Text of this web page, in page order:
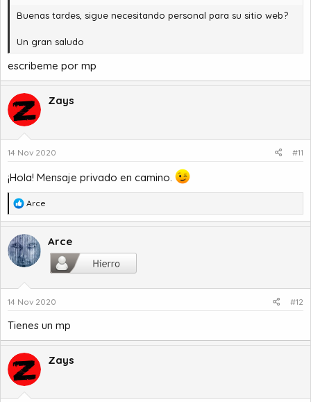
Buenas tardes, sigue necesitando personal para su sitio web?
Un gran saludo
escribeme por mp
Zays
14 Nov 2020 #11
¡Hola! Mensaje privado en camino.
R
e
c
c
i
n
e
:
Arce
Arce
14 Nov 2020 #12
Tienes un mp
Zays